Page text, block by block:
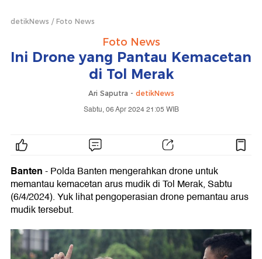
detikNews Foto News
Foto News
Ini Drone yang Pantau Kemacetan
di Tol Merak
Ari Saputra - detikNews
Sabtu, 06 Apr 2024 21:05 WIB
Banten- Polda Banten mengerahkan drone untuk
memantau kemacetan arus mudik di Tol Merak, Sabtu
(6/4/2024). Yuk lihat pengoperasian drone pemantau arus
mudik tersebut.